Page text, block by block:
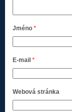
Jméno *
E-mail *
Webová stránka